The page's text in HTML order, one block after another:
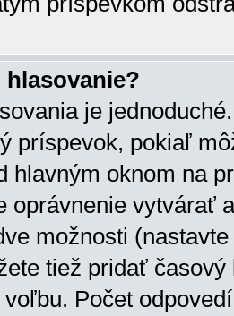
je
príspevok, pokiaľ
hlavným oknom na
oprávnenie vytvárať
možnosti
tiež pridať
Počet